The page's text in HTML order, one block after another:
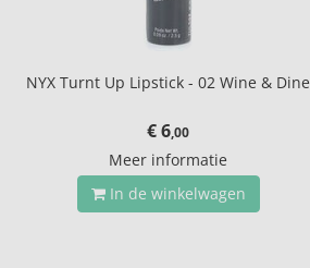
NYX Turnt Up Lipstick - 02 Wine & Dine
€ 6,00
Meer informatie
In de winkelwagen